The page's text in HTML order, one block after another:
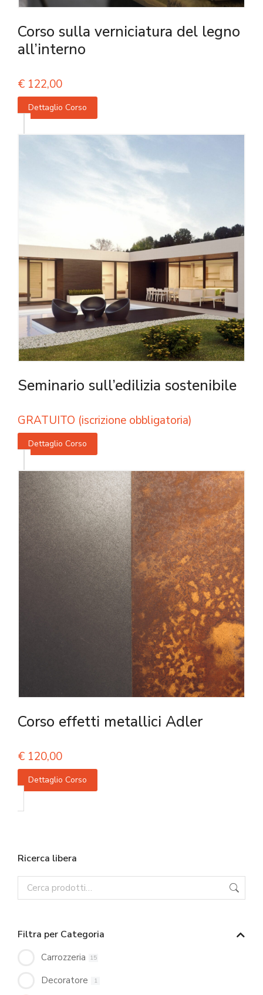
Corso sulla verniciatura del legno
all’interno
€ 122,00
Dettaglio Corso
Seminario sull’edilizia sostenibile
GRATUITO (iscrizione obbligatoria)
Dettaglio Corso
Corso effetti metallici Adler
€ 120,00
Dettaglio Corso
Ricerca libera
Filtra per Categoria
Carrozzeria 15
Decoratore 1